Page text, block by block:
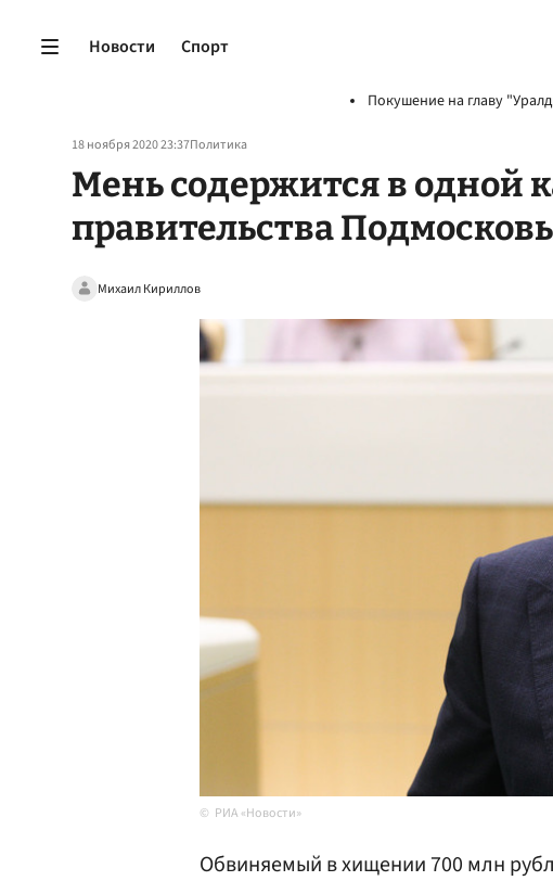
Новости Спорт
Покушение на главу
18 ноября 2020 23:37Политика
Мень содержится в одной
правительства
Михаил Кириллов
РИА «Новости»
Обвиняемый в хищении 700 млн